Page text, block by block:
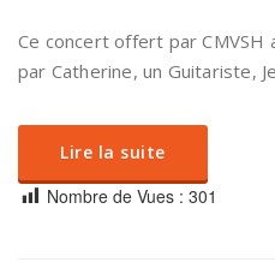
Ce concert offert par CMVSH
par Catherine, un Guitariste,
Lire la suite
Nombre de Vues : 301